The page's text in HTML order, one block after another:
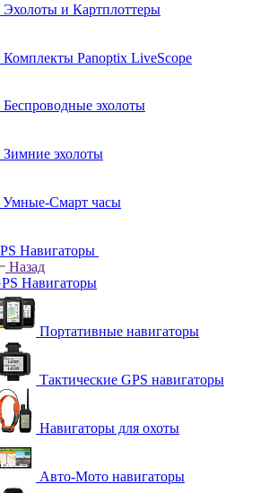
Эхолоты и Картплоттеры
Комплекты Panoptix LiveScope
Беспроводные эхолоты
Зимние эхолоты
Умные-Смарт часы
Навигаторы
Назад
Навигаторы
Портативные навигаторы
Тактические GPS навигаторы
Навигаторы для охоты
Авто-Мото навигаторы